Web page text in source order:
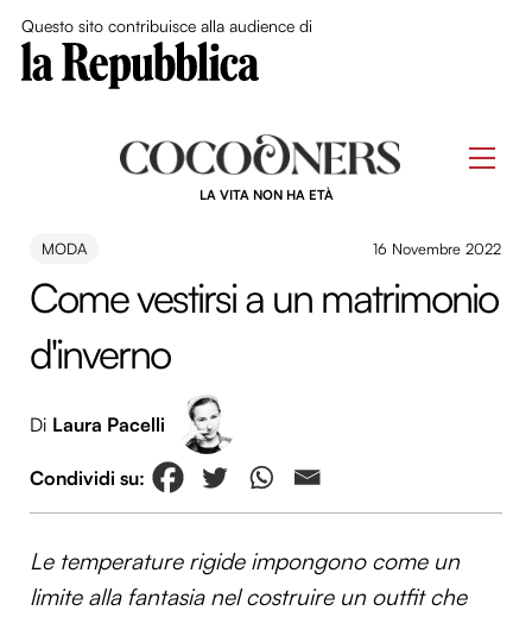
Questo sito contribuisce alla audience di
LA VITA NON HA ETÀ
MODA 16 Novembre 2022
Come vestirsi a un matrimonio
d'inverno
Di Laura Pacelli
Le temperature rigide impongono come un
limite alla fantasia nel costruire un outfit che